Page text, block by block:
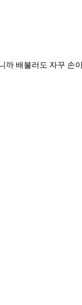
배불러도 자꾸 손